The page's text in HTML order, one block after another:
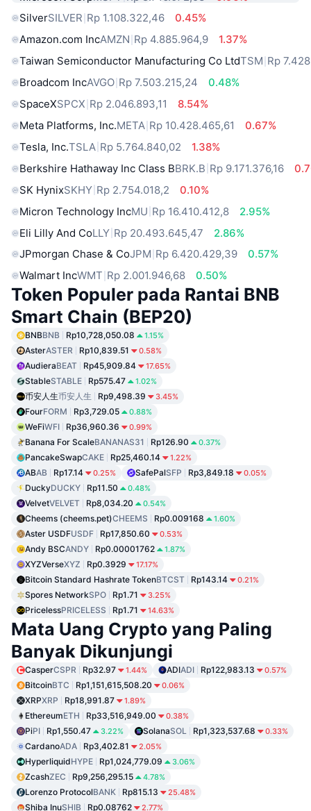
SilverSILVER Rp 1.108.322,46
0.45%
Amazon.com IncAMZN Rp 4.885.964,9
1.37%
Taiwan Semiconductor Manufacturing Co LtdTSM Rp
Broadcom IncAVGO Rp 7.503.215,24
0.48%
SpaceXSPCX Rp 2.046.893,11
8.54%
Meta Platforms, Inc.META Rp 10.428.465,61
0.67%
Tesla, Inc.TSLA Rp 5.764.840,02
1.38%
Berkshire Hathaway Inc Class BBRK.B Rp 9.171.376,16
SK HynixSKHY Rp 2.754.018,2
0.10%
Micron Technology IncMU Rp 16.410.412,8
2.95%
Eli Lilly And CoLLY Rp 20.493.645,47
2.86%
JPmorgan Chase & CoJPM Rp 6.420.429,39
0.57%
Walmart IncWMT Rp 2.001.946,68 0.50%
Token Populer pada Rantai BNB
Smart Chain (BEP20)
BNBBNB Rp10,728,050.08 1.15%
AsterASTER Rp10,839.51 0.58%
AudieraBEAT Rp45,909.84 17.65%
StableSTABLE Rp575.47 1.02%
币安人生币安人生 Rp9,498.39 3.45%
FourFORM Rp3,729.05 0.88%
WeFiWFI Rp36,960.36 0.99%
Banana For ScaleBANANAS31 Rp126.90 0.37%
PancakeSwapCAKE Rp25,460.14 1.22%
ABAB Rp17.14 0.25% SafePalSFP Rp3,849.18 0.05%
DuckyDUCKY Rp11.50 0.48%
VelvetVELVET Rp8,034.20 0.54%
Cheems (cheems.pet)CHEEMS Rp0.009168 1.60%
Aster USDFUSDF Rp17,850.60 0.53%
Andy BSCANDY Rp0.00001762 1.87%
XYZVerseXYZ Rp0.3929 17.17%
Bitcoin Standard Hashrate TokenBTCST Rp143.14 0.21%
Spores NetworkSPO Rp1.71 3.25%
PricelessPRICELESS Rp1.71 14.63%
Mata Uang Crypto yang Paling
Banyak Dikunjungi
CasperCSPR Rp32.97 1.44% ADIADI Rp122,983.13 0.57%
BitcoinBTC Rp1,151,615,508.20 0.06%
XRPXRP Rp18,991.87 1.89%
EthereumETH Rp33,516,949.00 0.38%
PiPI Rp1,550.47 3.22% SolanaSOL Rp1,323,537.68 0.33%
CardanoADA Rp3,402.81 2.05%
HyperliquidHYPE Rp1,024,779.09 3.06%
ZcashZEC Rp9,256,295.15 4.78%
Lorenzo ProtocolBANK Rp815.13 25.48%
Shiba InuSHIB Rp0.08762 2.77%